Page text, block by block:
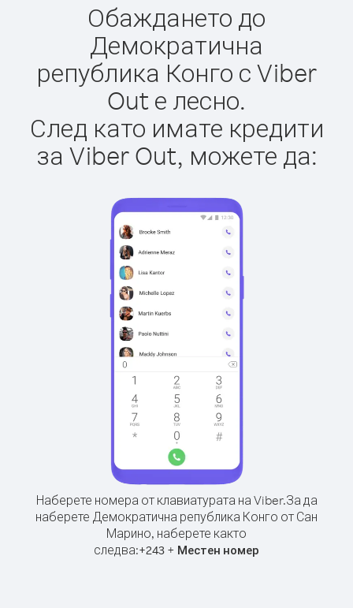
Обаждането до
Демократична
република Конго с Viber
Out е лесно.
След като имате кредити
за Viber Out, можете да:
Наберете номера от клавиатурата на Viber.За да
наберете Демократична република Конго от Сан
Марино, наберете както
следва:+243 + Местен номер